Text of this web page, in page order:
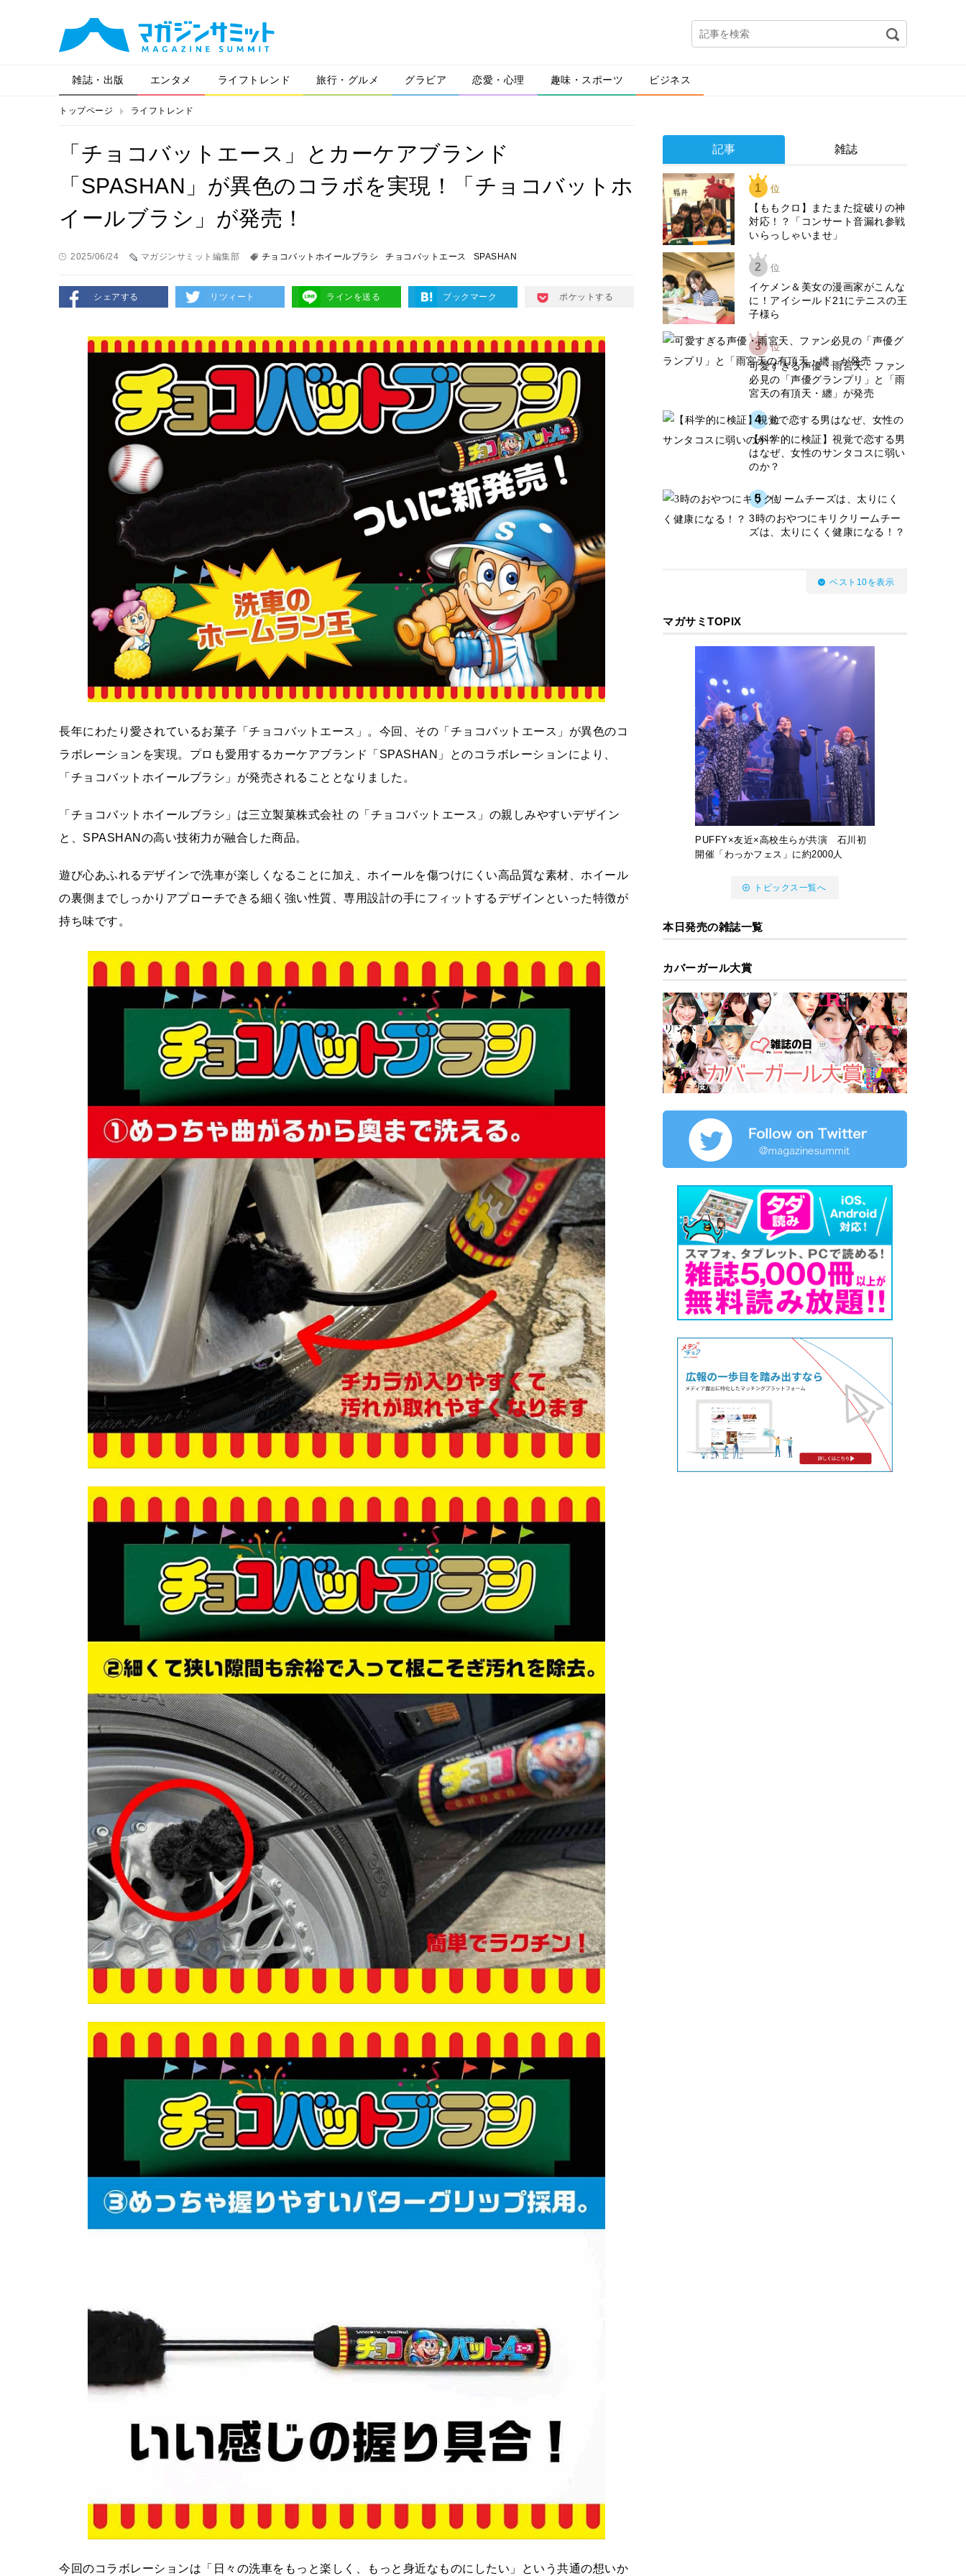
雑誌・出版 エンタメ ライフトレンド 旅行・グルメ グラビア 恋愛・心理 趣味・スポーツ ビジネス
トップページ ライフトレンド
「チョコバットエース」とカーケアブランド
「SPASHAN」が異色のコラボを実現！「チョコバットホ
イールブラシ」が発売！
2025/06/24 マガジンサミット編集部 チョコバットホイールブラシ チョコバットエース SPASHAN
シェアする リツィート ラインを送る ブックマーク ポケットする
長年にわたり愛されているお菓子「チョコバットエース」。今回、その「チョコバットエース」が異色のコ
ラボレーションを実現。プロも愛用するカーケアブランド「SPASHAN」とのコラボレーションにより、
「チョコバットホイールブラシ」が発売されることとなりました。
「チョコバットホイールブラシ」は三立製菓株式会社 の「チョコバットエース」の親しみやすいデザイン
と、SPASHANの高い技術力が融合した商品。
遊び心あふれるデザインで洗車が楽しくなることに加え、ホイールを傷つけにくい高品質な素材、ホイール
の裏側までしっかりアプローチできる細く強い性質、専用設計の手にフィットするデザインといった特徴が
持ち味です。
今回のコラボレーションは「日々の洗車をもっと楽しく、もっと身近なものにしたい」という共通の想いか
記事 雑誌
1 位
【ももクロ】またまた掟破りの神
対応！？「コンサート音漏れ参戦
いらっしゃいませ」
2 位
イケメン＆美女の漫画家がこんな
に！アイシールド21にテニスの王
子様ら
3 位
可愛すぎる声優・雨宮天、ファン
必見の「声優グランプリ」と「雨
宮天の有頂天・纏」が発売
4 位
【科学的に検証】視覚で恋する男
はなぜ、女性のサンタコスに弱い
のか？
5 位
3時のおやつにキリクリームチー
ズは、太りにくく健康になる！？
ベスト10を表示
マガサミTOPIX
PUFFY×友近×高校生らが共演 石川初
開催「わっかフェス」に約2000人
トピックス一覧へ
本日発売の雑誌一覧
カバーガール大賞